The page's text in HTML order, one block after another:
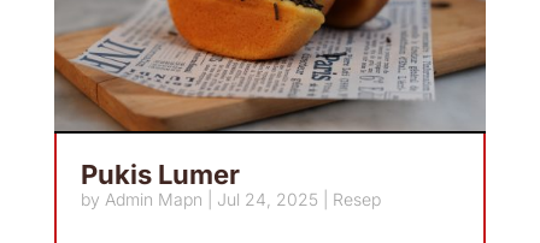
Pukis Lumer
by Admin Mapn Jul 24, 2025 Resep